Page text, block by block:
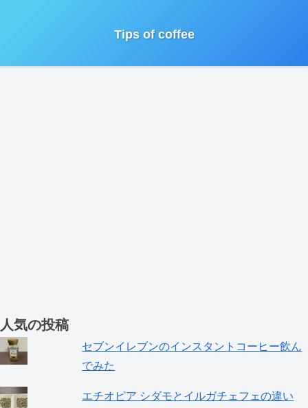
Tips of coffee
人気の投稿
セブンイレブンのインスタントコーヒー飲ん
でみた
エチオピア シダモとイルガチェフェの違い